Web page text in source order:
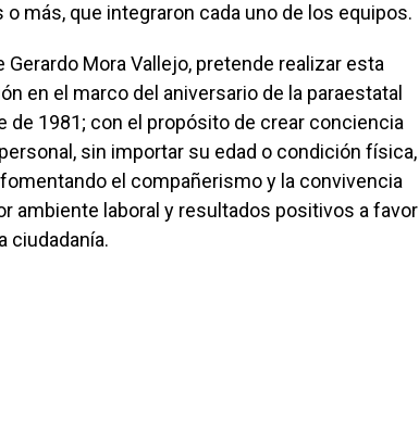
más, que integraron cada uno de los equipos.
Gerardo Mora Vallejo, pretende realizar esta
en el marco del aniversario de la paraestatal
1981; con el propósito de crear conciencia
sin importar su edad o condición física,
el compañerismo y la convivencia
ambiente laboral y resultados positivos a favor
ciudadanía.